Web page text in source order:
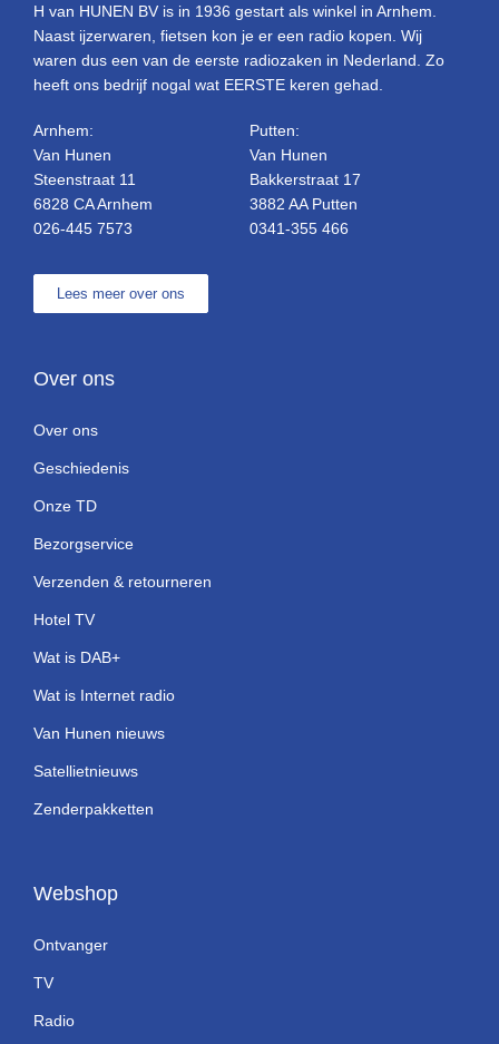
H van HUNEN BV is in 1936 gestart als winkel in Arnhem.
Naast ijzerwaren, fietsen kon je er een radio kopen. Wij
waren dus een van de eerste radiozaken in Nederland. Zo
heeft ons bedrijf nogal wat EERSTE keren gehad.
Arnhem:
Van Hunen
Steenstraat 11
6828 CA Arnhem
026-445 7573
Putten:
Van Hunen
Bakkerstraat 17
3882 AA Putten
0341-355 466
Lees meer over ons
Over ons
Over ons
Geschiedenis
Onze TD
Bezorgservice
Verzenden & retourneren
Hotel TV
Wat is DAB+
Wat is Internet radio
Van Hunen nieuws
Satellietnieuws
Zenderpakketten
Webshop
Ontvanger
TV
Radio